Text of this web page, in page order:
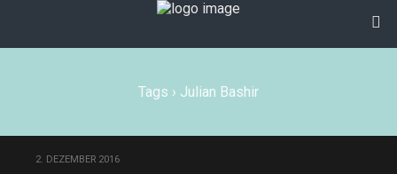
Tags › Julian Bashir
2. DEZEMBER 2016